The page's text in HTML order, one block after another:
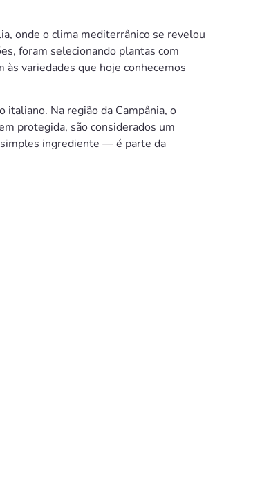
onde o clima mediterrânico se revelou
foram selecionando plantas com
variedades que hoje conhecemos
italiano. Na região da Campânia, o
protegida, são considerados um
ingrediente — é parte da